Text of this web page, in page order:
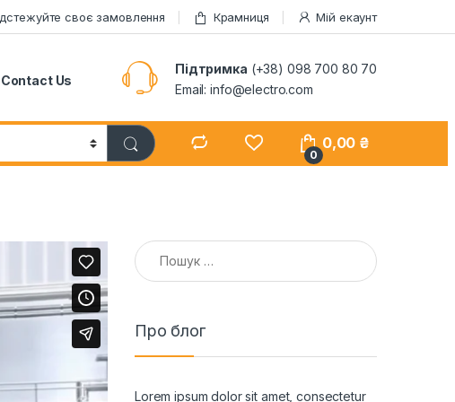
своє замовлення Крамниця Мій екаунт
Contact Us
Підтримка (+38) 098 700 80 70
Email: info@electro.com
0
0,00 ₴
Пошук:
Про блог
Lorem ipsum dolor sit amet, consectetur